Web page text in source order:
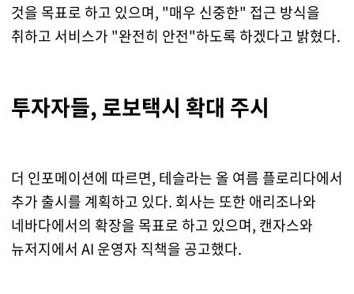
것을 목표로 하고 있으며, "매우 신중한" 접근 방식을
취하고 서비스가 "완전히 안전"하도록 하겠다고 밝혔다.
투자자들, 로보택시 확대 주시
더 인포메이션에 따르면, 테슬라는 올 여름 플로리다에서
추가 출시를 계획하고 있다. 회사는 또한 애리조나와
네바다에서의 확장을 목표로 하고 있으며, 캔자스와
뉴저지에서 AI 운영자 직책을 공고했다.